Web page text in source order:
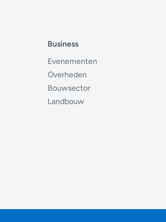
Business
Evenementen
Overheden
Bouwsector
Landbouw